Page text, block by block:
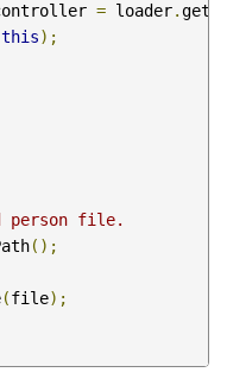
new Alert(AlertType
("AddressApp"
(
= loader.
this);
person file.
();
(file);